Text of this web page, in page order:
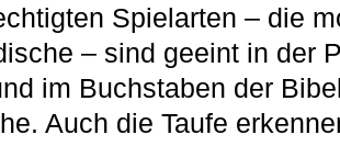
Spielarten – die
– sind geeint in der
im Buchstaben der
Auch die Taufe